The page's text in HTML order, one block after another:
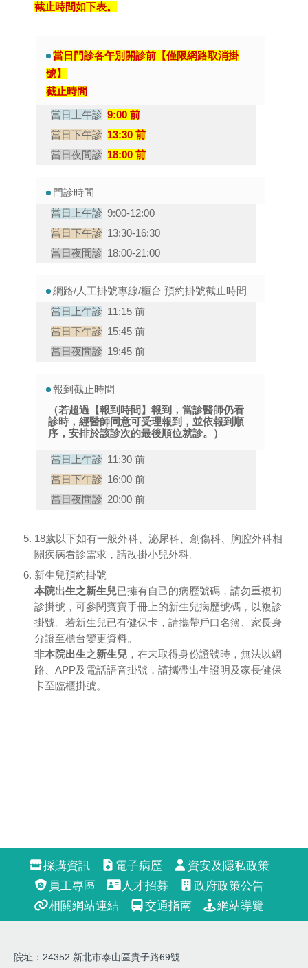
截止時間如下表。
當日門診各午別開診前【僅限網路取消掛
號】
截止時間
9:00 前
13:30 前
18:00 前
門診時間
9:00-12:00
13:30-16:30
18:00-21:00
網路/人工掛號專線/櫃台 預約掛號截止時間
11:15 前
15:45 前
19:45 前
報到截止時間
（若超過【報到時間】報到，當診醫師仍看
診時，經醫師同意可受理報到，並依報到順
序，安排於該診次的最後順位就診。）
11:30 前
16:00 前
20:00 前
18歲以下如有一般外科、泌尿科、創傷科、胸腔外科相
關疾病看診需求，請改掛小兒外科。
新生兒預約掛號
本院出生之新生兒已擁有自己的病歷號碼，請勿重複初
診掛號，可參閱寶寶手冊上的新生兒病歷號碼，以複診
掛號。若新生兒已有健保卡，請攜帶戶口名簿、家長身
分證至櫃台變更資料。
非本院出生之新生兒 ，在未取得身份證號時，無法以網
路、APP及電話語音掛號，請攜帶出生證明及家長健保
卡至臨櫃掛號。
採購資訊 電子病歷
資安及隱私政策
員工專區
人才招募
政府政策公告
相關網站連結
交通指南 網站導覽
院址：24352 新北市泰山區貴子路69號